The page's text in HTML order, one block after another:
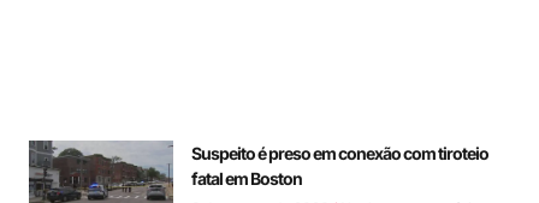
Suspeito é preso em conexão com tiroteio
fatal em Boston